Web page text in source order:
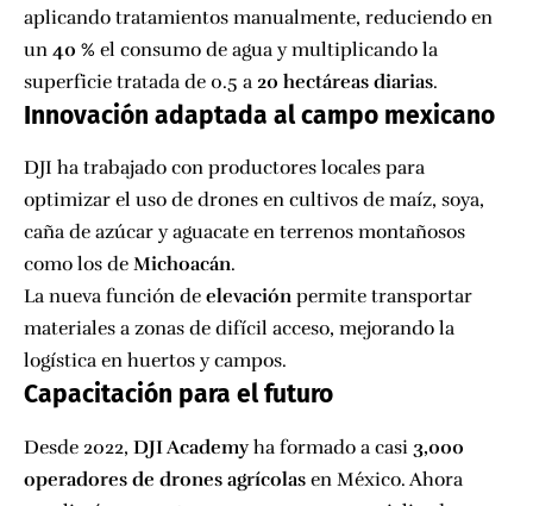
aplicando tratamientos manualmente, reduciendo en
un 40 % el consumo de agua y multiplicando la
superficie tratada de 0.5 a 20 hectáreas diarias.
Innovación adaptada al campo mexicano
DJI ha trabajado con productores locales para
optimizar el uso de drones en cultivos de maíz, soya,
caña de azúcar y aguacate en terrenos montañosos
como los de Michoacán.
La nueva función de elevación permite transportar
materiales a zonas de difícil acceso, mejorando la
logística en huertos y campos.
Capacitación para el futuro
Desde 2022, DJI Academyha formado a casi 3,000
operadores de drones agrícolas en México. Ahora